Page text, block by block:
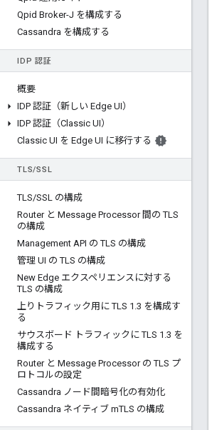
Qpid Broker-J を構成する
Cassandra を構成する
IDP 認証
概要
IDP 認証（新しい Edge UI）
IDP 認証（Classic UI）
Classic UI を Edge UI に移行する
TLS/SSL
TLS/SSL の構成
Router と Message Processor 間の TLS
の構成
Management API の TLS の構成
管理 UI の TLS の構成
New Edge エクスペリエンスに対する
TLS の構成
上りトラフィック用に TLS 1 .3 を構成す
る
サウスボード トラフィックに TLS 1 .3 を
構成する
Router と Message Processor の TLS プ
ロトコルの設定
Cassandra ノード間暗号化の有効化
Cassandra ネイティブ mTLS の構成